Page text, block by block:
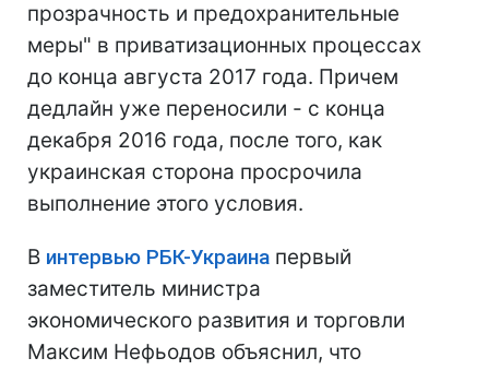
прозрачность и предохранительные
меры" в приватизационных процессах
до конца августа 2017 года. Причем
дедлайн уже переносили - с конца
декабря 2016 года, после того, как
украинская сторона просрочила
выполнение этого условия.
В интервью РБК-Украина первый
заместитель министра
экономического развития и торговли
Максим Нефьодов объяснил, что